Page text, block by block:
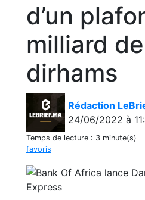
d’un
milliard de
dirhams
Rédaction
24/06/2022 à
Temps de lecture : 3 minute(s)
favoris